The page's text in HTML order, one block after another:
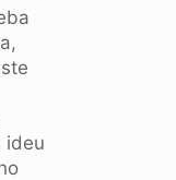
ideu